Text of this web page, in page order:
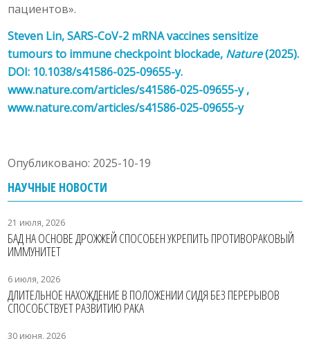
пациентов».
Steven Lin, SARS-CoV-2 mRNA vaccines sensitize
tumours to immune checkpoint blockade, Nature(2025).
DOI: 10.1038/s41586-025-09655-y.
www.nature.com/articles/s41586-025-09655-y,
www.nature.com/articles/s41586-025-09655-y
Опубликовано: 2025-10-19
НАУЧНЫЕ НОВОСТИ
21 июля, 2026
БАД НА ОСНОВЕ ДРОЖЖЕЙ СПОСОБЕН УКРЕПИТЬ ПРОТИВОРАКОВЫЙ
ИММУНИТЕТ
6 июля, 2026
ДЛИТЕЛЬНОЕ НАХОЖДЕНИЕ В ПОЛОЖЕНИИ СИДЯ БЕЗ ПЕРЕРЫВОВ
СПОСОБСТВУЕТ РАЗВИТИЮ РАКА
30 июня, 2026